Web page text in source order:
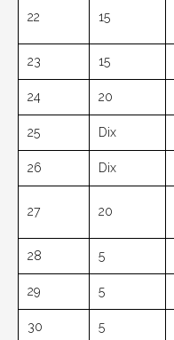
22 15
23 15
24 20
25 Dix
26 Dix
27 20
28 5
29 5
30 5